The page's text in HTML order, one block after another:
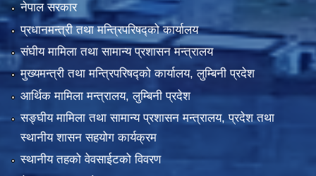
नेपाल सरकार
प्रधानमन्त्री तथा मन्त्रिपरिषद्को कार्यालय
संघीय मामिला तथा सामान्य प्रशासन मन्त्रालय
मुख्यमन्त्री तथा मन्त्रिपरिषद्को कार्यालय, लुम्बिनी प्रदेश
आर्थिक मामिला मन्त्रालय, लुम्बिनी प्रदेश
सङ्घीय मामिला तथा सामान्य प्रशासन मन्त्रालय, प्रदेश तथा
स्थानीय शासन सहयोग कार्यक्रम
स्थानीय तहको वेवसाईटको विवरण